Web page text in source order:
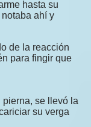
hasta su
ahí y
de la reacción
para fingir que
pierna, se llevó la
su verga